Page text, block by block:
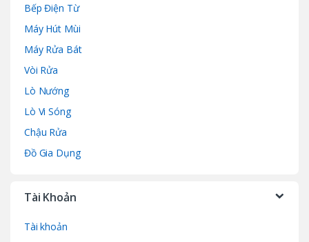
Bếp Điện Từ
Máy Hút Mùi
Máy Rửa Bát
Vòi Rửa
Lò Nướng
Lò Vi Sóng
Chậu Rửa
Đồ Gia Dụng
Tài Khoản
Tài khoản